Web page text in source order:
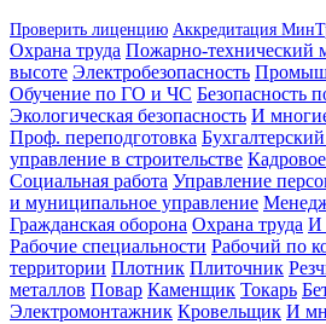
Проверить лиценцию Аккредитация
Охрана труда Пожарно-технический
высоте Электробезопасность
Обучение по ГО и ЧС Безопасность
Экологическая безопасность И
Проф. переподготовка
управление в строительстве
Социальная работа Управление
и муниципальное управление
Гражданская оборона Охрана труда И
Рабочие специальности Рабочий по
территории Плотник Плиточник
металлов Повар Каменщик Токарь
Электромонтажник Кровельщик И